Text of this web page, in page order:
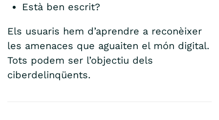
Està ben escrit?
Els usuaris hem d’aprendre a reconèixer
les amenaces que aguaiten el món digital.
Tots podem ser l’objectiu dels
ciberdelinqüents.